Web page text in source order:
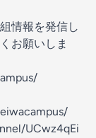
情報を発信し
お願いしま
UCwz4qEi